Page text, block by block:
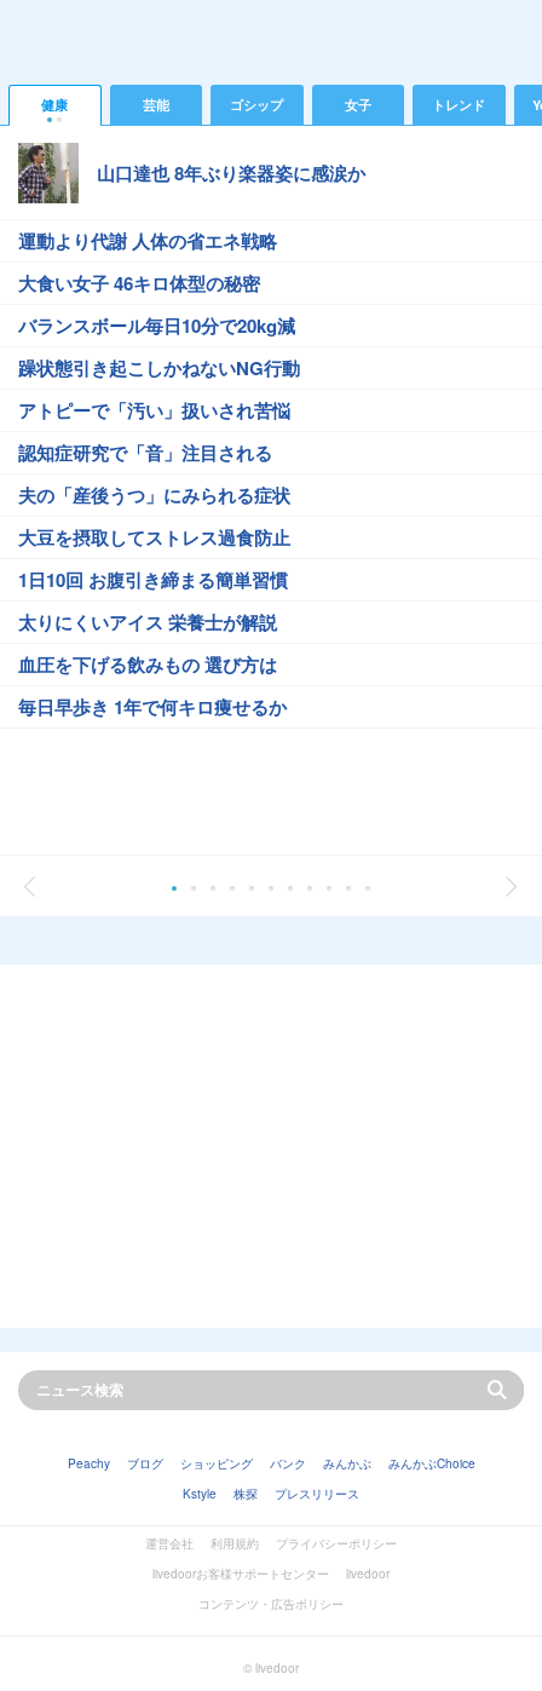
健康 芸能 ゴシップ 女子 トレンド
山口達也 8年ぶり楽器姿に感涙か
運動より代謝 人体の省エネ戦略
大食い女子 46キロ体型の秘密
バランスボール毎日10分で20kg減
躁状態引き起こしかねないNG行動
アトピーで「汚い」扱いされ苦悩
認知症研究で「音」注目される
夫の「産後うつ」にみられる症状
大豆を摂取してストレス過食防止
1日10回 お腹引き締まる簡単習慣
太りにくいアイス 栄養士が解説
血圧を下げる飲みもの 選び方は
毎日早歩き 1年で何キロ痩せるか
Peachy ブログ ショッピング バンク みんかぶ
みんかぶChoice
Kstyle
株探 プレスリリース
運営会社 利用規約
プライバシーポリシー
livedoorお客様サポートセンター
livedoor
コンテンツ・広告ポリシー
© livedoor